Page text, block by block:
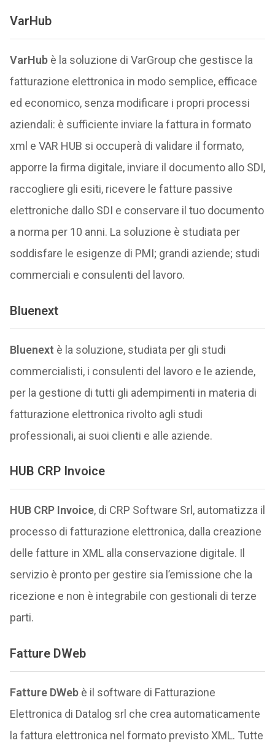
VarHub
VarHubè la soluzione di VarGroup che gestisce la
fatturazione elettronica in modo semplice, efficace
ed economico, senza modificare i propri processi
aziendali: è sufficiente inviare la fattura in formato
xml e VAR HUB si occuperà di validare il formato,
apporre la firma digitale, inviare il documento allo SDI,
raccogliere gli esiti, ricevere le fatture passive
elettroniche dallo SDI e conservare il tuo documento
a norma per 10 anni. La soluzione è studiata per
soddisfare le esigenze di PMI; grandi aziende; studi
commerciali e consulenti del lavoro.
Bluenext
Bluenext è la soluzione, studiata per gli studi
commercialisti, i consulenti del lavoro e le aziende,
per la gestione di tutti gli adempimenti in materia di
fatturazione elettronica rivolto agli studi
professionali, ai suoi clienti e alle aziende.
HUB CRP Invoice
HUB CRP Invoice, di CRP Software Srl, automatizza il
processo di fatturazione elettronica, dalla creazione
delle fatture in XML alla conservazione digitale. Il
servizio è pronto per gestire sia l’emissione che la
ricezione e non è integrabile con gestionali di terze
parti.
Fatture DWeb
Fatture DWebè il software di Fatturazione
Elettronica di Datalog srl che crea automaticamente
la fattura elettronica nel formato previsto XML. Tutte